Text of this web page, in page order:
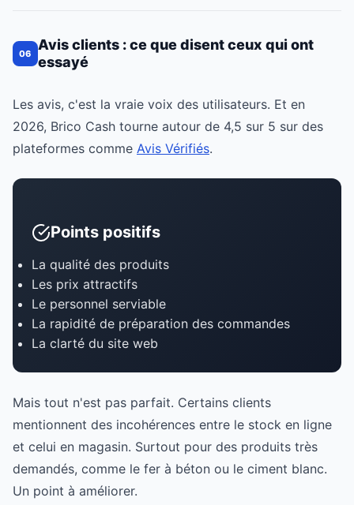
06
Avis clients : ce que disent ceux qui ont
essayé
Les avis, c'est la vraie voix des utilisateurs. Et en
2026, Brico Cash tourne autour de 4,5 sur 5 sur des
plateformes comme Avis Vérifiés.
Points positifs
La qualité des produits
Les prix attractifs
Le personnel serviable
La rapidité de préparation des commandes
La clarté du site web
Mais tout n'est pas parfait. Certains clients
mentionnent des incohérences entre le stock en ligne
et celui en magasin. Surtout pour des produits très
demandés, comme le fer à béton ou le ciment blanc.
Un point à améliorer.